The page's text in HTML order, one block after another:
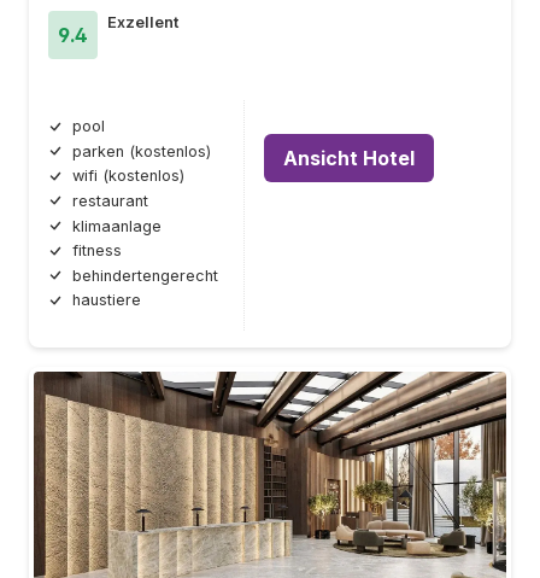
9.4
Exzellent
pool
parken (kostenlos)
wifi (kostenlos)
restaurant
klimaanlage
fitness
behindertengerecht
haustiere
Ansicht Hotel